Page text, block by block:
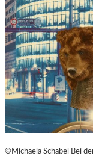
©Michaela Schabel Bei